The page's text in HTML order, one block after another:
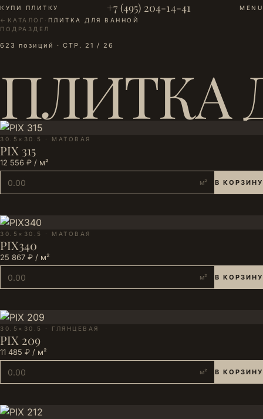
КУПИ ПЛИТКУ +7 (495) 204-14-41
MENU
← КАТАЛОГ · ПЛИТКА ДЛЯ ВАННОЙ
ПОДРАЗДЕЛ
623 позиций · СТР. 21 / 26
ПЛИТКА
30.5×30.5 · МАТОВАЯ
PIX 315
12 556 ₽ / м²
м² В КОРЗИНУ
30.5×30.5 · МАТОВАЯ
PIX340
25 867 ₽ / м²
м² В КОРЗИНУ
30.5×30.5 · ГЛЯНЦЕВАЯ
PIX 209
11 485 ₽ / м²
м² В КОРЗИНУ